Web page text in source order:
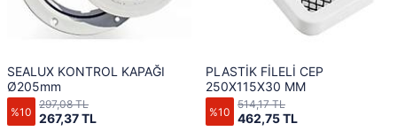
SEALUX KONTROL KAPAĞI
Ø205mm
%10 267,37 TL
297,08 TL
PLASTİK FİLELİ CEP
250X115X30 MM
%10 462,75 TL
514,17 TL